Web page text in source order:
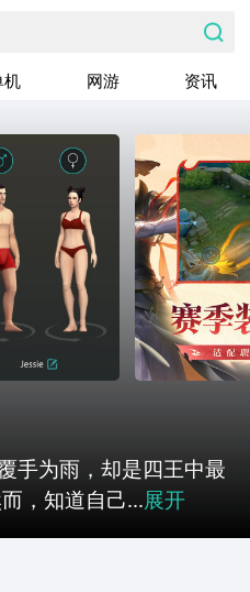
机 网游 资讯
为雨，却是四王中最
知道自己...展开